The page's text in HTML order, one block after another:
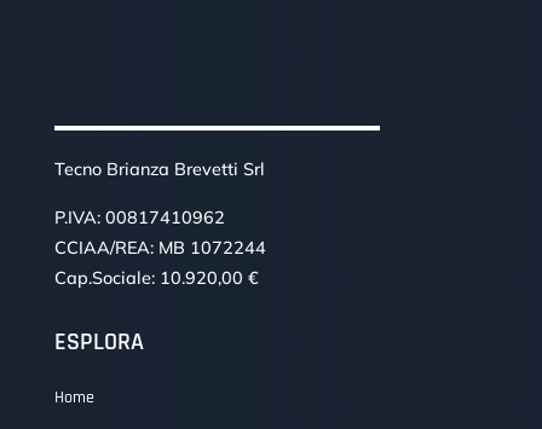
Tecno Brianza Brevetti Srl
P.IVA: 00817410962
CCIAA/REA: MB 1072244
Cap.Sociale: 10.920,00 €
ESPLORA
Home